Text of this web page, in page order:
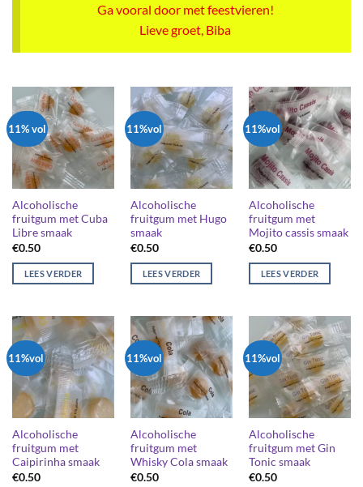
Ga vooral door met feestvieren!
Lieve groet, Biba
11% vol
Alcoholische
fruitgum met Cuba
Libre smaak
€0.50
LEES VERDER
11%vol
Alcoholische
fruitgum met Hugo
smaak
€0.50
LEES VERDER
11%vol
Alcoholische
fruitgum met
Mojito cassis smaak
€0.50
LEES VERDER
11%vol
Alcoholische
fruitgum met
Caipirinha smaak
€0.50
11%vol
Alcoholische
fruitgum met
Whisky Cola smaak
€0.50
11%vol
Alcoholische
fruitgum met Gin
Tonic smaak
€0.50